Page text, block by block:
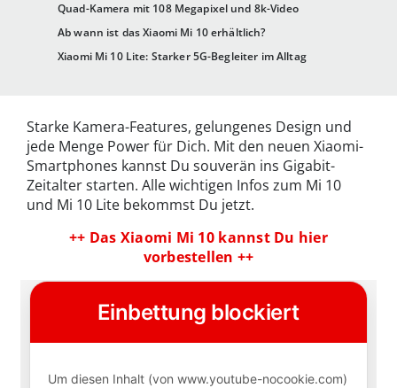
Quad-Kamera mit 108 Megapixel und 8k-Video
Ab wann ist das Xiaomi Mi 10 erhältlich?
Xiaomi Mi 10 Lite: Starker 5G-Begleiter im Alltag
Starke Kamera-Features, gelungenes Design und
jede Menge Power für Dich. Mit den neuen Xiaomi-
Smartphones kannst Du souverän ins Gigabit-
Zeitalter starten. Alle wichtigen Infos zum Mi 10
und Mi 10 Lite bekommst Du jetzt.
++ Das Xiaomi Mi 10 kannst Du hier
vorbestellen ++